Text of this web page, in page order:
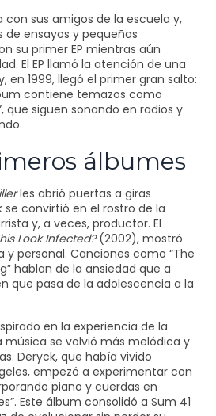
con sus amigos de la escuela y,
de ensayos y pequeñas
su primer EP mientras aún
El EP llamó la atención de una
en 1999, llegó el primer gran salto:
contiene temazos como
que siguen sonando en radios y
álbumes
les abrió puertas a giras
se convirtió en el rostro de la
y, a veces, productor. El
Look Infected?(2002), mostró
personal. Canciones como “The
hablan de la ansiedad que a
que pasa de la adolescencia a la
en la experiencia de la
música se volvió más melódica y
Deryck, que había vivido
empezó a experimentar con
piano y cuerdas en
Este álbum consolidó a Sum 41